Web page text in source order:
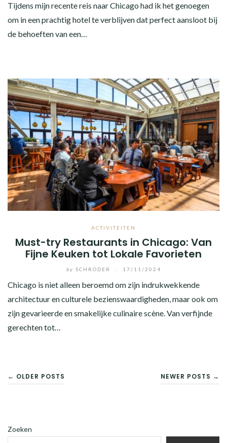
Tijdens mijn recente reis naar Chicago had ik het genoegen
om in een prachtig hotel te verblijven dat perfect aansloot bij
de behoeften van een…
ACTIVITEITEN
Must-try Restaurants in Chicago: Van
Fijne Keuken tot Lokale Favorieten
by SCHRODER 17/11/2024
Chicago is niet alleen beroemd om zijn indrukwekkende
architectuur en culturele bezienswaardigheden, maar ook om
zijn gevarieerde en smakelijke culinaire scène. Van verfijnde
gerechten tot…
BERICHTENNAVIGATIE
← OLDER POSTS NEWER POSTS →
Zoeken